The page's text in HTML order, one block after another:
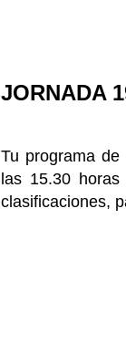
JORNADA
Tu programa
las 15.30
clasificaciones,